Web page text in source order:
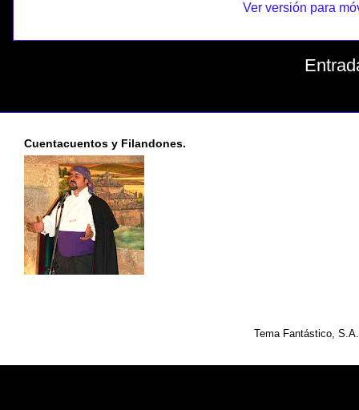
Ver versión para
Cuentacuentos y Filandones.
Tema Fantástico,